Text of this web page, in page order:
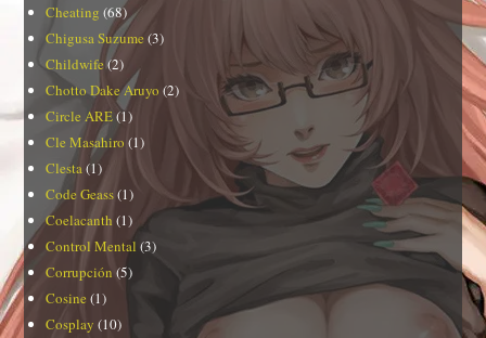
Cheating (68)
Chigusa Suzume (3)
Childwife(2)
Chotto Dake Aruyo (2)
Circle ARE(1)
Cle Masahiro (1)
Clesta(1)
Code Geass(1)
Coelacanth (1)
Control Mental (3)
Corrupción (5)
Cosine (1)
Cosplay (10)